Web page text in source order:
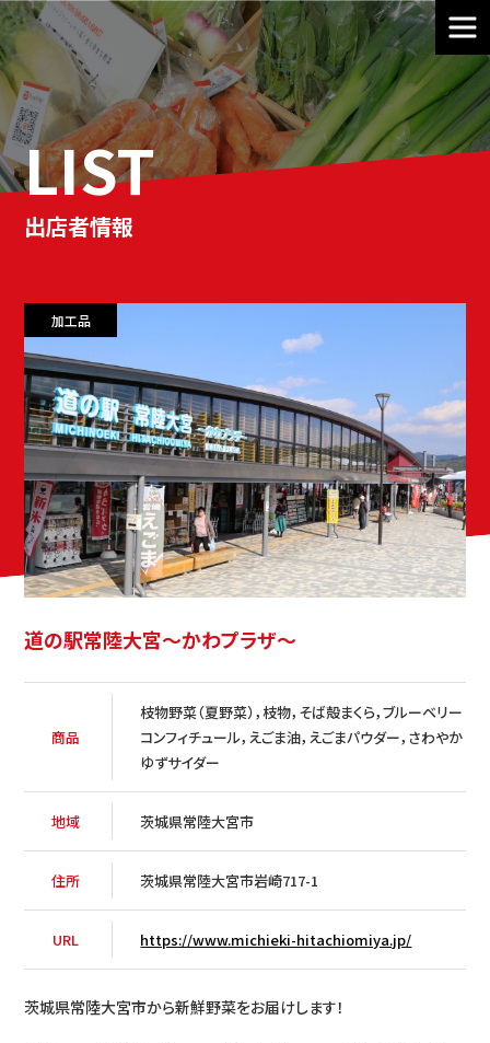
コンセプト
LIST
出店者情報
農産
加工品
道の駅常陸大宮～かわプラザ～
商品
枝物野菜（夏野菜），枝物，そば殻まくら，ブルーベリー
コンフィチュール，えごま油，えごまパウダー，さわやか
ゆずサイダー
地域 茨城県常陸大宮市
住所 茨城県常陸大宮市岩崎717-1
URL https://www.michieki-hitachiomiya.jp/
茨城県常陸大宮市から新鮮野菜をお届けします！